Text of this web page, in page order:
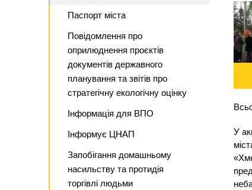
Паспорт міста
Повідомлення про
оприлюднення проєктів
документів державного
планування та звітів про
стратегічну екологічну оцінку
Інформація для ВПО
Інформує ЦНАП
Запобігання домашньому
насильству та протидія
торгівлі людьми
У